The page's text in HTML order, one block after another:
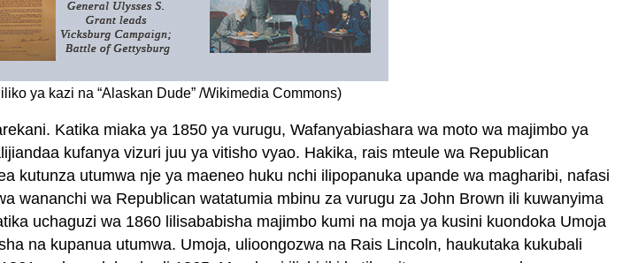
ya kazi na “Alaskan Dude” /Wikimedia Commons)
Katika miaka ya 1850 ya vurugu, Wafanyabiashara wa moto wa majimbo ya
kufanya vizuri juu ya vitisho vyao. Hakika, rais mteule wa Republican
kutunza utumwa nje ya maeneo huku nchi ilipopanuka upande wa magharibi, nafasi
wananchi wa Republican watatumia mbinu za vurugu za John Brown ili kuwanyima
uchaguzi wa 1860 lilisababisha majimbo kumi na moja ya kusini kuondoka Umoja
na kupanua utumwa. Umoja, ulioongozwa na Rais Lincoln, haukutaka kukubali